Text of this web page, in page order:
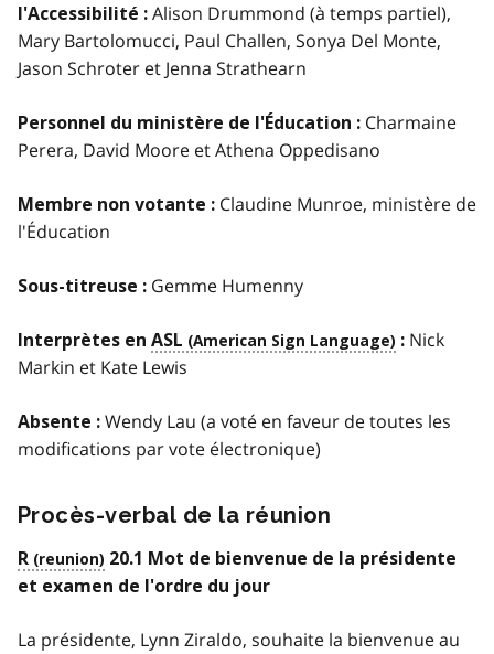
l'Accessibilité : Alison Drummond (à temps partiel),
Mary Bartolomucci, Paul Challen, Sonya Del Monte,
Jason Schroter et Jenna Strathearn
Personnel du ministère de l'Éducation : Charmaine
Perera, David Moore et Athena Oppedisano
Membre non votante : Claudine Munroe, ministère de
l'Éducation
Sous-titreuse : Gemme Humenny
Interprètes en ASL : Nick
Markin et Kate Lewis
Absente : Wendy Lau (a voté en faveur de toutes les
modifications par vote électronique)
Procès-verbal de la réunion
R
20.1 Mot de bienvenue de la présidente
et examen de l'ordre du jour
La présidente, Lynn Ziraldo, souhaite la bienvenue au